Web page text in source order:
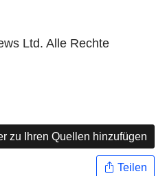
Ltd. Alle Rechte
zu Ihren Quellen hinzufügen
Teilen